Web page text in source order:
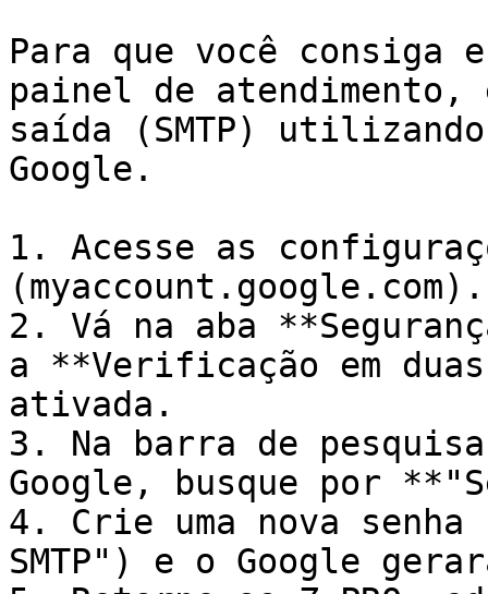
Para que você consiga
painel de
saída (SMTP) utilizando
Google.
1. Acesse as
(myaccount.google.com).
2. Vá na aba
a **Verificação em
ativada.
3. Na barra de
Google, busque por
4. Crie uma nova senha
SMTP") e o Google